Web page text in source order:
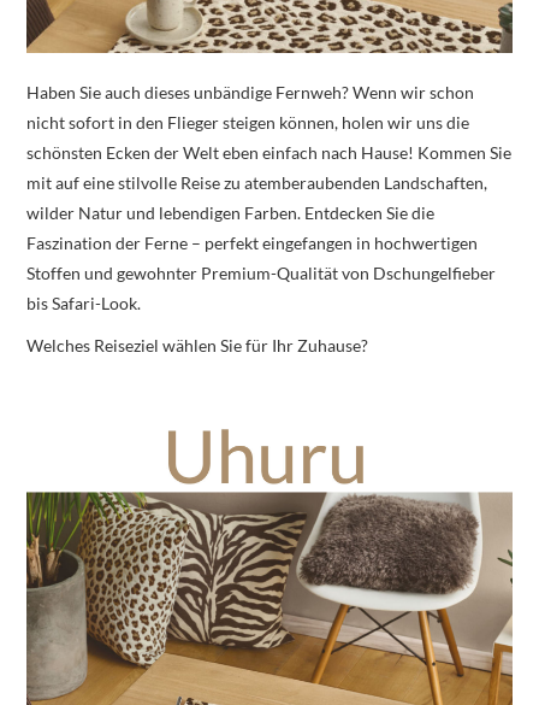
Haben Sie auch dieses unbändige Fernweh? Wenn wir schon
nicht sofort in den Flieger steigen können, holen wir uns die
schönsten Ecken der Welt eben einfach nach Hause! Kommen Sie
mit auf eine stilvolle Reise zu atemberaubenden Landschaften,
wilder Natur und lebendigen Farben. Entdecken Sie die
Faszination der Ferne – perfekt eingefangen in hochwertigen
Stoffen und gewohnter Premium-Qualität von Dschungelfieber
bis Safari-Look.
Welches Reiseziel wählen Sie für Ihr Zuhause?